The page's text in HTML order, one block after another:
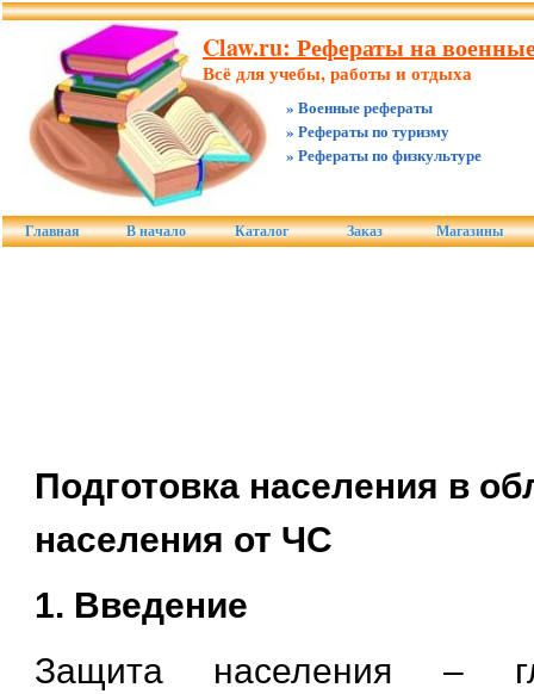
Claw.ru: Рефераты на
Всё для учебы, работы и отдыха
» Военные рефераты
» Рефераты по туризму
» Рефераты по физкультуре
Главная В начало Каталог Заказ Магазины
Подготовка населения в
населения от ЧС
1. Введение
Защита населения –